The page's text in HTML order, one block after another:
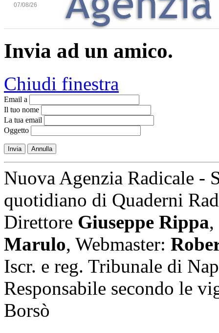
07/08/26
Invia ad un amico.
Chiudi finestra
Email a
Il tuo nome
La tua email
Oggetto
Invia Annulla
Nuova Agenzia Radicale -
quotidiano di Quaderni
Direttore Giuseppe Rippa,
Marulo, Webmaster:
Iscr. e reg. Tribunale di
Responsabile secondo le
Borsò